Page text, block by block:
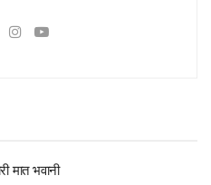
मात भवानी